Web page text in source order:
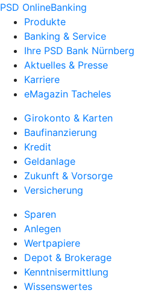
PSD OnlineBanking
Produkte
Banking & Service
Ihre PSD Bank Nürnberg
Aktuelles & Presse
Karriere
eMagazin Tacheles
Girokonto & Karten
Baufinanzierung
Kredit
Geldanlage
Zukunft & Vorsorge
Versicherung
Sparen
Anlegen
Wertpapiere
Depot & Brokerage
Kenntnisermittlung
Wissenswertes